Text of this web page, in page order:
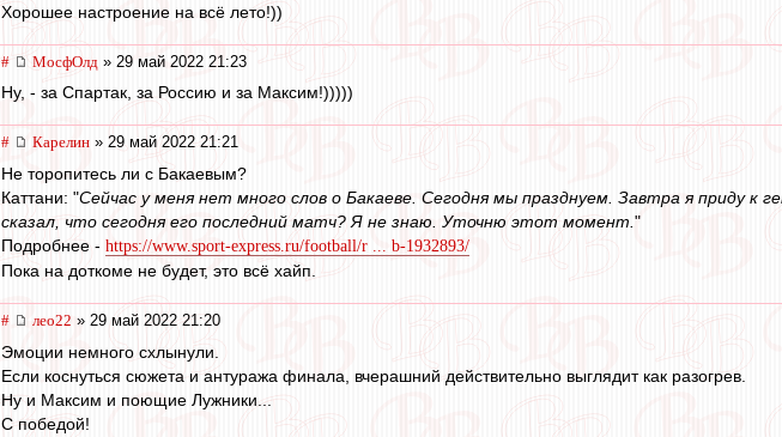
Хорошее настроение на всё лето!))
# МосфОлд » 29 май 2022 21:23
Ну, - за Спартак, за Россию и за Максим!)))))
# Карелин » 29 май 2022 21:21
Не торопитесь ли с Бакаевым?
Каттани: "Сейчас у меня нет много слов о Бакаеве. Сегодня мы празднуем. Завтра я приду к
сказал, что сегодня его последний матч? Я не знаю. Уточню этот момент. "
Подробнее - https://www.sport-express.ru/football/r ... b-1932893/
Пока на доткоме не будет, это всё хайп.
# лео22 » 29 май 2022 21:20
Эмоции немного схлынули.
Если коснуться сюжета и антуража финала, вчерашний действительно выглядит как разогрев.
Ну и Максим и поющие Лужники...
С победой!